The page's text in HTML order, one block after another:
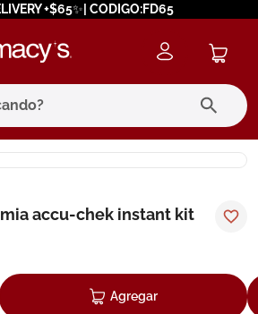
+$65✨| CODIGO:FD65
accu-chek instant kit
Agregar
buscados